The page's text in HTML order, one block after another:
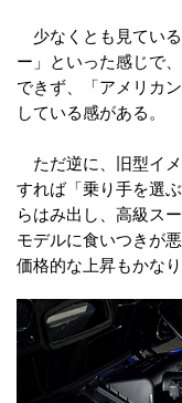
少なくとも見てい
ー」といった感じで
できず、「アメリカ
している感がある。
ただ逆に、旧型イ
すれば「乗り手を選
らはみ出し、高級ス
モデルに食いつきが
価格的な上昇もかな